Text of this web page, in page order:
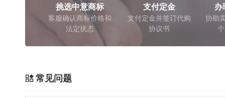
挑选中意商标
客服确认商标价格和
法定状态
支付定金
支付定金并签订代购
协议书
办
协助
常见问题